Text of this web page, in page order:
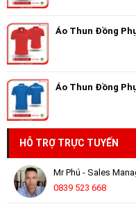
Áo Thun Đồng
Áo Thun Đồng
HỖ TRỢ TRỰC TUYẾN
Mr Phú - Sales
0839 523 668